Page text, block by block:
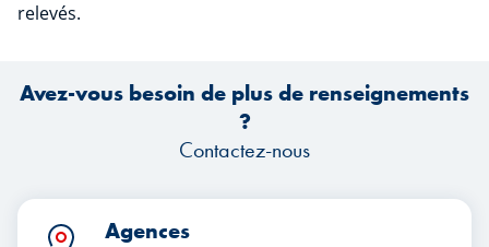
relevés.
Avez-vous besoin de plus de renseignements
?
Contactez-nous
Agences